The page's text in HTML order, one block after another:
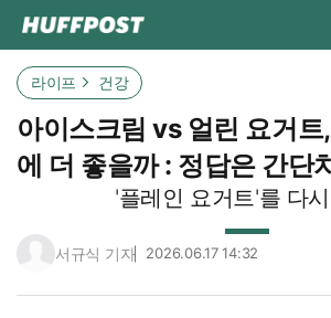
라이프 건강
아이스크림 vs 얼린 요거트
에 더 좋을까 : 정답은 간단
'플레인 요거트'를 다
서규식 기자 2026.06.17 14:32